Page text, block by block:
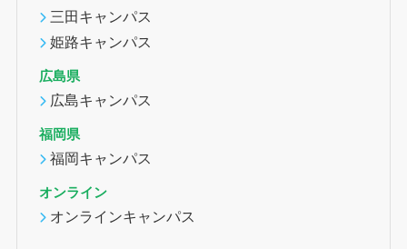
三田キャンパス
姫路キャンパス
広島県
広島キャンパス
福岡県
福岡キャンパス
オンライン
オンラインキャンパス